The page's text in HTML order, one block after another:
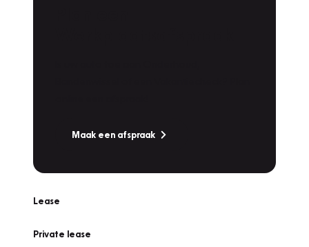
Maak een afspraak
Lease
Private lease